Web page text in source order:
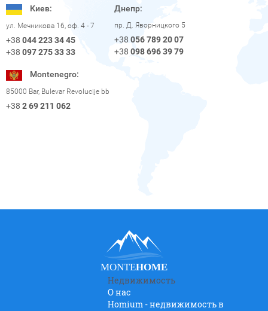
Киев:
ул. Мечникова 16, оф. 4 - 7
+38 044 223 34 45
+38 097 275 33 33
Днепр:
пр. Д. Яворницкого 5
+38 056 789 20 07
+38 098 696 39 79
Montenegro:
85000 Bar, Bulevar Revolucije bb
+38 2 69 211 062
MONTEHOME
Недвижимость
О нас
Homium - недвижимость в